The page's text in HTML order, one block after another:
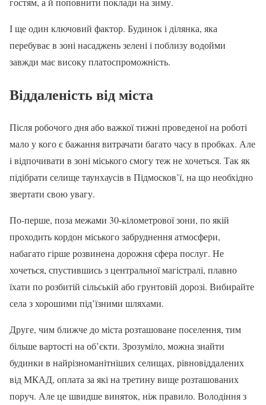
І ще один ключовий фактор. Будинок і ділянка, яка
перебуває в зоні насаджень зелені і поблизу водойми
завжди має високу платоспроможність.
Віддаленість від міста
Після робочого дня або важкої тижні проведеної на роботі
мало у кого є бажання витрачати багато часу в пробках. Але
і відпочивати в зоні міського смогу теж не хочеться. Так як
підібрати селище таунхаусів в Підмосков’ї, на що необхідно
звертати свою увагу.
По-перше, поза межами 30-кілометрової зони, по якій
проходить кордон міського забруднення атмосфери,
набагато гірше розвинена дорожня сфера послуг. Не
хочеться, спустившись з центральної магістралі, плавно
їхати по розбитій сільській або грунтовій дорозі. Вибирайте
села з хорошими під’їзними шляхами.
Друге, чим ближче до міста розташоване поселення, тим
більше вартості на об’єкти. Зрозуміло, можна знайти
будинки в найрізноманітніших селищах, рівновіддалених
від МКАД, оплата за які на третину вище розташованих
поруч. Але це швидше виняток, ніж правило. Володіння з